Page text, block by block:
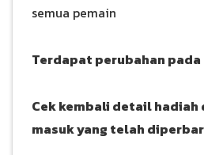
semua pemain
Terdapat perubahan pada
Cek kembali detail hadiah
masuk yang telah